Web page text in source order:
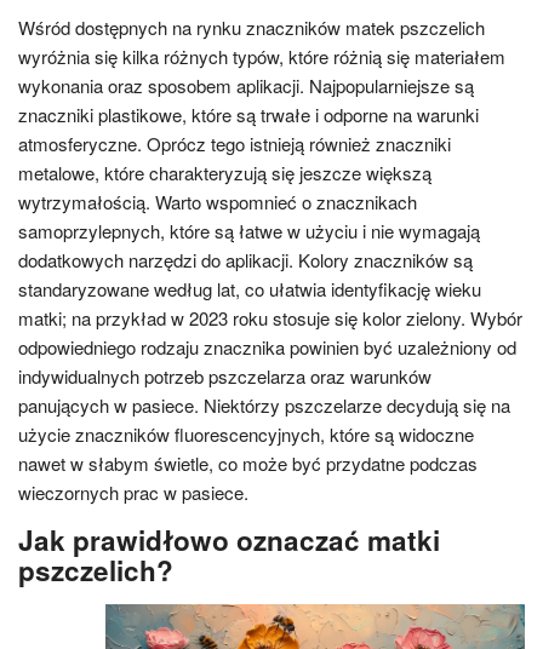
Wśród dostępnych na rynku znaczników matek pszczelich
wyróżnia się kilka różnych typów, które różnią się materiałem
wykonania oraz sposobem aplikacji. Najpopularniejsze są
znaczniki plastikowe, które są trwałe i odporne na warunki
atmosferyczne. Oprócz tego istnieją również znaczniki
metalowe, które charakteryzują się jeszcze większą
wytrzymałością. Warto wspomnieć o znacznikach
samoprzylepnych, które są łatwe w użyciu i nie wymagają
dodatkowych narzędzi do aplikacji. Kolory znaczników są
standaryzowane według lat, co ułatwia identyfikację wieku
matki; na przykład w 2023 roku stosuje się kolor zielony. Wybór
odpowiedniego rodzaju znacznika powinien być uzależniony od
indywidualnych potrzeb pszczelarza oraz warunków
panujących w pasiece. Niektórzy pszczelarze decydują się na
użycie znaczników fluorescencyjnych, które są widoczne
nawet w słabym świetle, co może być przydatne podczas
wieczornych prac w pasiece.
Jak prawidłowo oznaczać matki
pszczelich?